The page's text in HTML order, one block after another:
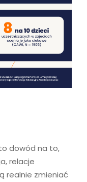
to dowód na to,
relacje
realnie zmieniać